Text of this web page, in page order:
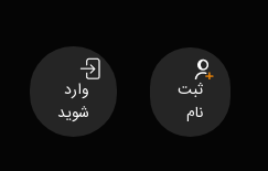
ثبت
نام
وارد
شوید